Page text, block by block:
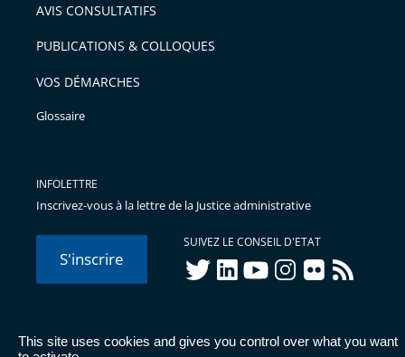
This site uses cookies and gives you control over what you want
AVIS CONSULTATIFS
PUBLICATIONS & COLLOQUES
VOS DÉMARCHES
Glossaire
INFOLETTRE
Inscrivez-vous à la lettre de la Justice administrative
S'inscrire
SUIVEZ LE CONSEIL D'ETAT
twitterlinkedInyoutubeinstagram
flickr rss
© Conseil d'État 2026 - Mentions légales Données